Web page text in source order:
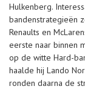
Hulkenberg.
bandenstrategieën
Renaults en
eerste naar binnen
op de witte Hard-
haalde hij Lando
ronden daarna de